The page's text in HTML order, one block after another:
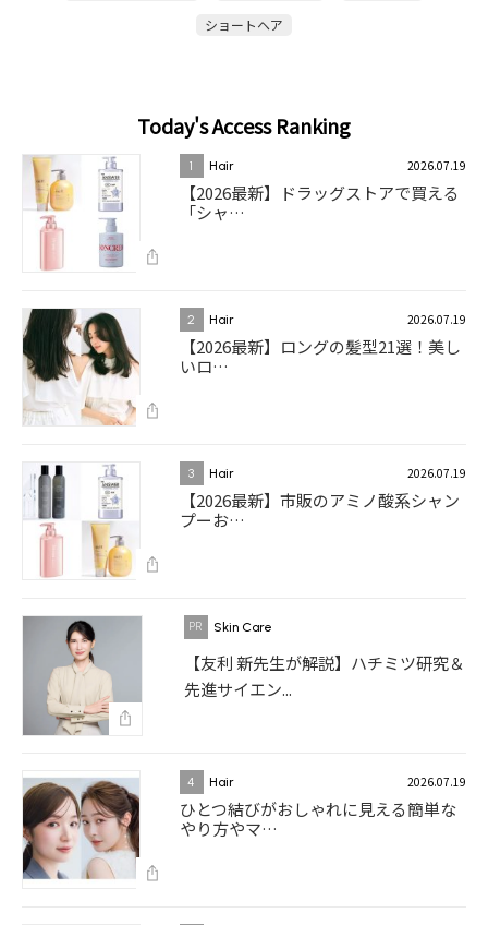
ショートヘア
Today's Access Ranking
1 Hair 2026.07.19
【2026最新】ドラッグストアで買える
「シャ…
2 Hair 2026.07.19
【2026最新】ロングの髪型21選！美し
いロ…
3 Hair 2026.07.19
【2026最新】市販のアミノ酸系シャン
プーお…
Skin Care
【友利 新先生が解説】ハチミツ研究＆
先進サイエン...
4 Hair 2026.07.19
ひとつ結びがおしゃれに見える簡単な
やり方やマ…